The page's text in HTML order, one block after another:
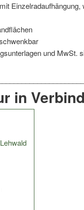
Einzelradaufhängung,
und MwSt.
in